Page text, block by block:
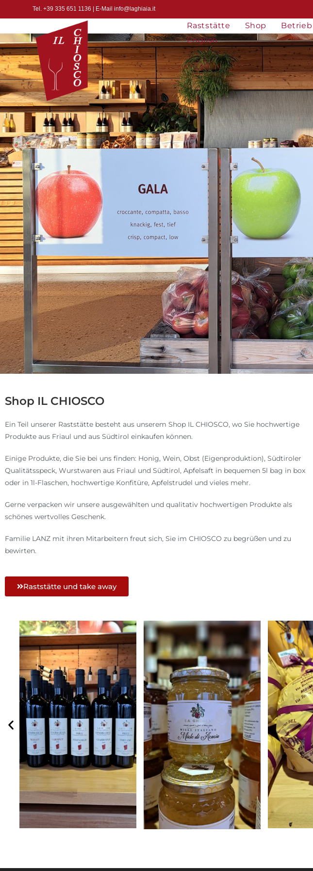
Tel. +39 335 651 1136 | E-Mail info@laghiaia.it
Raststätte Shop Betrieb
English
Shop IL CHIOSCO
Ein Teil unserer Raststätte besteht aus unserem Shop IL CHIOSCO, wo Sie hochwertige
Produkte aus Friaul und aus Südtirol einkaufen können.
Einige Produkte, die Sie bei uns finden: Honig, Wein, Obst (Eigenproduktion), Südtiroler
Qualitätsspeck, Wurstwaren aus Friaul und Südtirol, Apfelsaft in bequemen 5l bag in box
oder in 1l-Flaschen, hochwertige Konfitüre, Apfelstrudel und vieles mehr.
Gerne verpacken wir unsere ausgewählten und qualitativ hochwertigen Produkte als
schönes wertvolles Geschenk.
Familie LANZ mit ihren Mitarbeitern freut sich, Sie im CHIOSCO zu begrüßen und zu
bewirten.
Raststätte und take away